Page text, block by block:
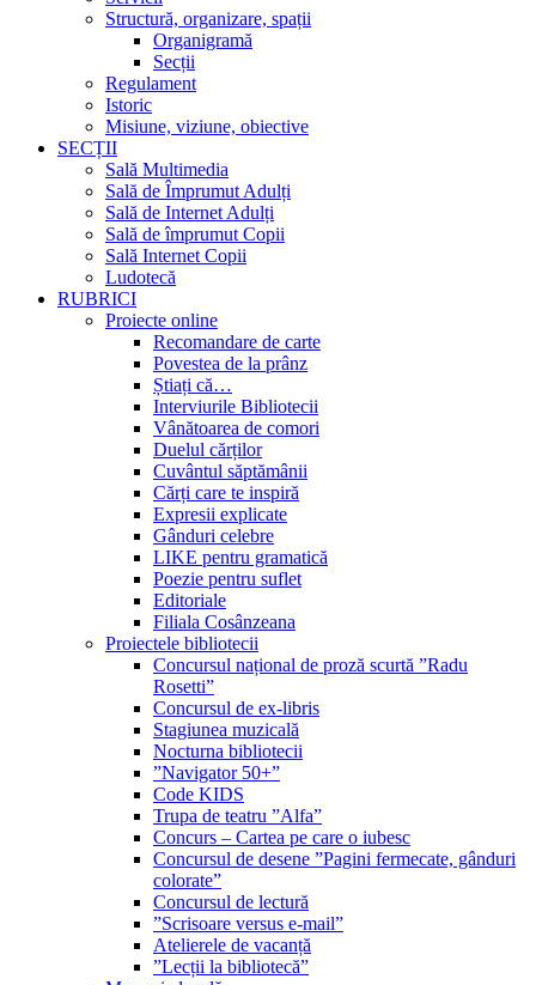
Structură, organizare, spații
Organigramă
Secții
Regulament
Istoric
Misiune, viziune, obiective
SECȚII
Sală Multimedia
Sală de Împrumut Adulți
Sală de Internet Adulți
Sală de împrumut Copii
Sală Internet Copii
Ludotecă
RUBRICI
Proiecte online
Recomandare de carte
Povestea de la prânz
Știați că…
Interviurile Bibliotecii
Vânătoarea de comori
Duelul cărților
Cuvântul săptămânii
Cărți care te inspiră
Expresii explicate
Gânduri celebre
LIKE pentru gramatică
Poezie pentru suflet
Editoriale
Filiala Cosânzeana
Proiectele bibliotecii
Concursul național de proză scurtă ”Radu
Rosetti”
Concursul de ex-libris
Stagiunea muzicală
Nocturna bibliotecii
”Navigator 50+”
Code KIDS
Trupa de teatru ”Alfa”
Concurs – Cartea pe care o iubesc
Concursul de desene ”Pagini fermecate, gânduri
colorate”
Concursul de lectură
”Scrisoare versus e-mail”
Atelierele de vacanță
”Lecții la bibliotecă”